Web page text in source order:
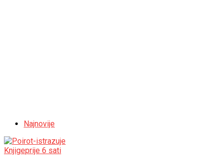
Najnovije
Knjigeprije 6 sati